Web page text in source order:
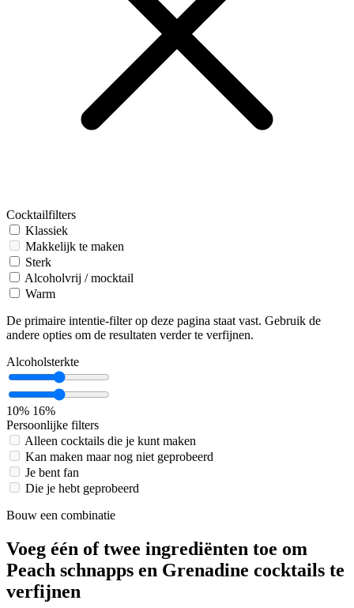
Cocktailfilters
Klassiek
Makkelijk te maken
Sterk
Alcoholvrij / mocktail
Warm
De primaire intentie-filter op deze pagina staat vast. Gebruik de
andere opties om de resultaten verder te verfijnen.
Alcoholsterkte
10% 16%
Persoonlijke filters
Alleen cocktails die je kunt maken
Kan maken maar nog niet geprobeerd
Je bent fan
Die je hebt geprobeerd
Bouw een combinatie
Voeg één of twee ingrediënten toe om
Peach schnapps en Grenadine cocktails te
verfijnen